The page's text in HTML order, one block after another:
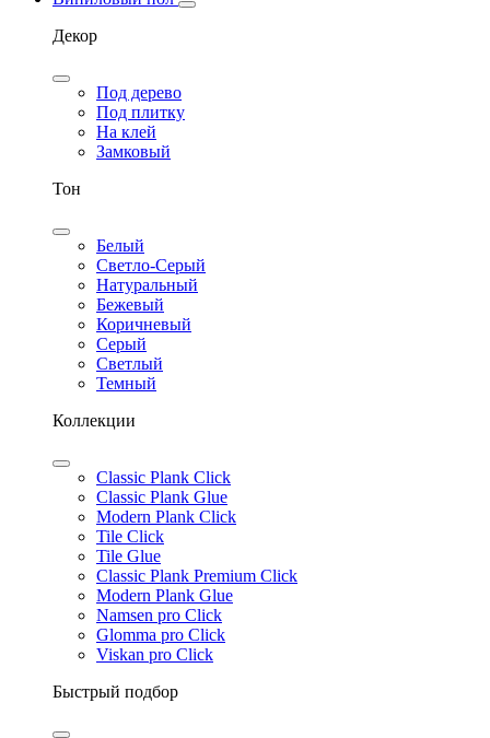
Декор
Под дерево
Под плитку
На клей
Замковый
Тон
Белый
Светло-Серый
Натуральный
Бежевый
Коричневый
Серый
Светлый
Темный
Коллекции
Classic Plank Click
Classic Plank Glue
Modern Plank Click
Tile Click
Tile Glue
Classic Plank Premium Click
Modern Plank Glue
Namsen pro Click
Glomma pro Click
Viskan pro Click
Быстрый подбор